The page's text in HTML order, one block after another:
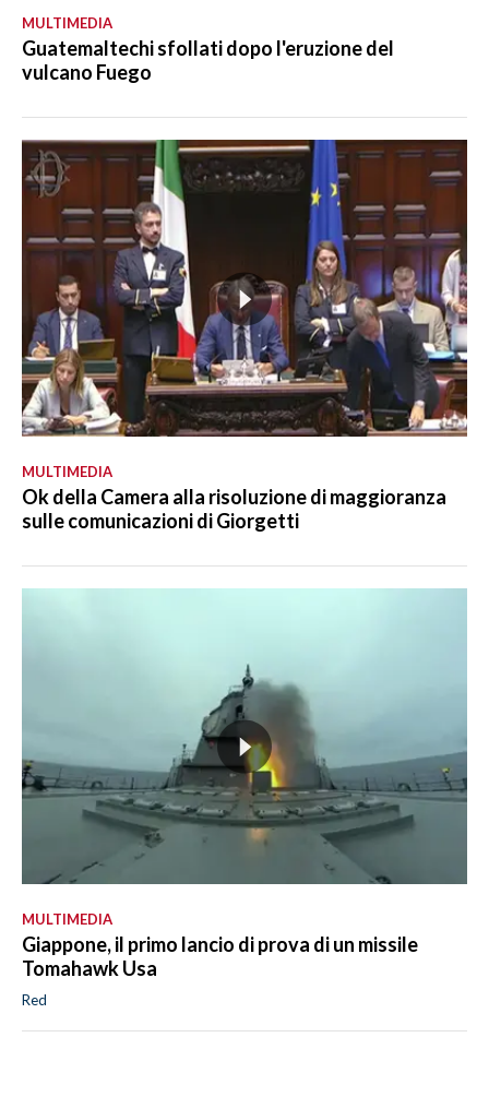
MULTIMEDIA
Guatemaltechi sfollati dopo l'eruzione del
vulcano Fuego
MULTIMEDIA
Ok della Camera alla risoluzione di maggioranza
sulle comunicazioni di Giorgetti
MULTIMEDIA
Giappone, il primo lancio di prova di un missile
Tomahawk Usa
Red